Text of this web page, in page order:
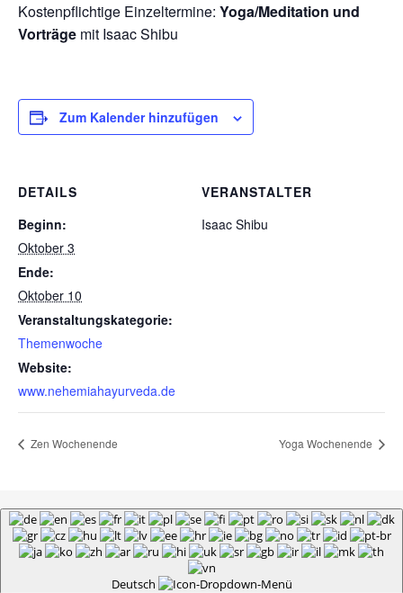
Kostenpflichtige Einzeltermine: Yoga/Meditation und
Vorträge mit Isaac Shibu
Zum Kalender hinzufügen
DETAILS
Beginn:
Oktober 3
Ende:
Oktober 10
Veranstaltungskategorie:
Themenwoche
Website:
www.nehemiahayurveda.de
VERANSTALTER
Isaac Shibu
Zen Wochenende Yoga Wochenende
Deutsch